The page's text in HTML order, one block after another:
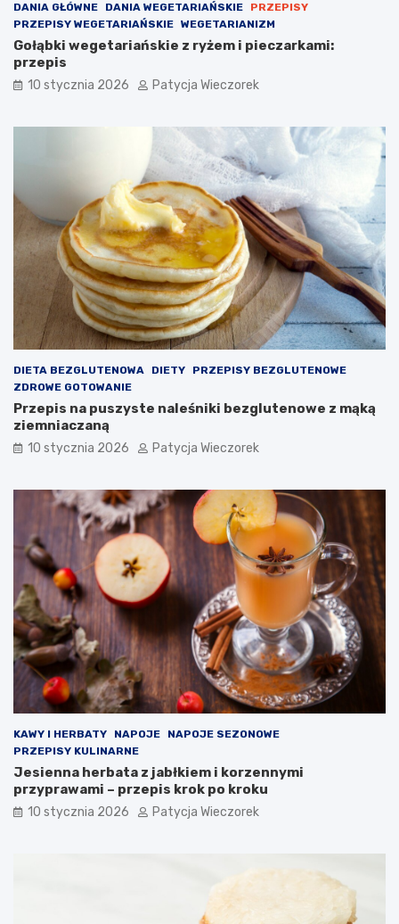
DANIA GŁÓWNE DANIA WEGETARIAŃSKIE
PRZEPISY
PRZEPISY WEGETARIAŃSKIE WEGETARIANIZM
Gołąbki wegetariańskie z ryżem i pieczarkami:
przepis
10 stycznia 2026 Patycja Wieczorek
DIETA BEZGLUTENOWA DIETY
PRZEPISY BEZGLUTENOWE
ZDROWE GOTOWANIE
Przepis na puszyste naleśniki bezglutenowe z mąką
ziemniaczaną
10 stycznia 2026 Patycja Wieczorek
KAWY I HERBATY NAPOJE
NAPOJE SEZONOWE
PRZEPISY KULINARNE
Jesienna herbata z jabłkiem i korzennymi
przyprawami – przepis krok po kroku
10 stycznia 2026 Patycja Wieczorek